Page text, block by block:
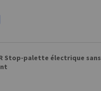
R Stop-palette électrique sans